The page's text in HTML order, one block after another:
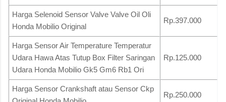
Harga Selenoid Sensor Valve Valve Oil Oli
Honda Mobilio Original
Rp.397.000
Harga Sensor Air Temperature Temperatur
Udara Hawa Atas Tutup Box Filter Saringan
Udara Honda Mobilio Gk5 Gm6 Rb1 Ori
Rp.125.000
Harga Sensor Crankshaft atau Sensor Ckp
Rp.250.000